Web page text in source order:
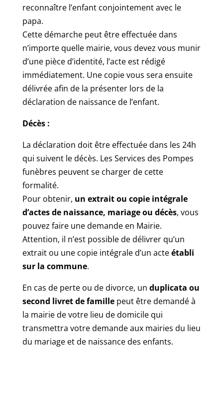
reconnaître l’enfant conjointement avec le
papa.
Cette démarche peut être effectuée dans
n’importe quelle mairie, vous devez vous munir
d’une pièce d’identité, l’acte est rédigé
immédiatement. Une copie vous sera ensuite
délivrée afin de la présenter lors de la
déclaration de naissance de l’enfant.
Décès :
La déclaration doit être effectuée dans les 24h
qui suivent le décès. Les Services des Pompes
funèbres peuvent se charger de cette
formalité.
Pour obtenir, un extrait ou copie intégrale
d’actes de naissance, mariage ou décès, vous
pouvez faire une demande en Mairie.
Attention, il n’est possible de délivrer qu’un
extrait ou une copie intégrale d’un acteétabli
sur la commune.
En cas de perte ou de divorce, un duplicata ou
second livret de famillepeut être demandé à
la mairie de votre lieu de domicile qui
transmettra votre demande aux mairies du lieu
du mariage et de naissance des enfants.